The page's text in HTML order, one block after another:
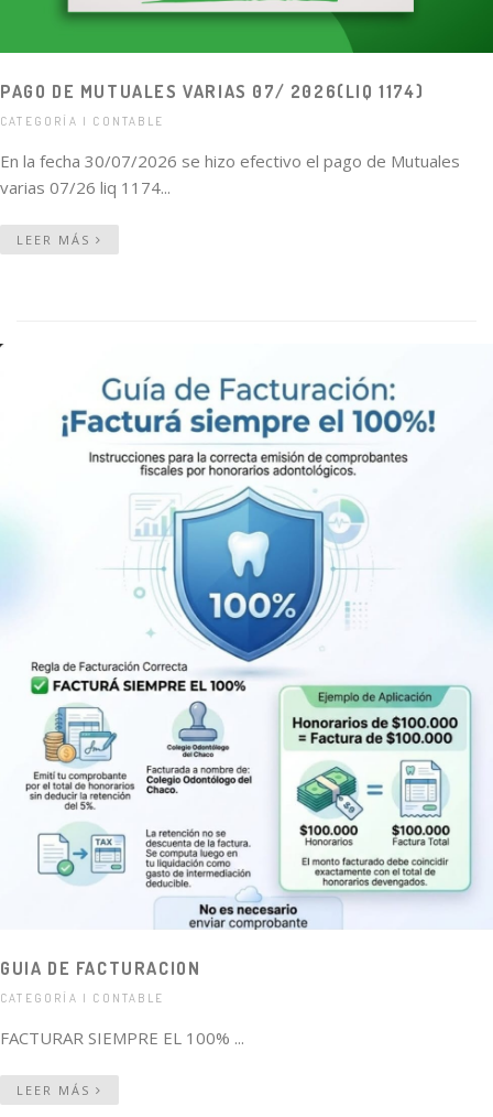
PAGO DE MUTUALES VARIAS 07/ 2026(LIQ 1174)
CATEGORÍA | CONTABLE
En la fecha 30/07/2026 se hizo efectivo el pago de Mutuales
varias 07/26 liq 1174...
LEER MÁS
GUIA DE FACTURACION
CATEGORÍA | CONTABLE
FACTURAR SIEMPRE EL 100% ...
LEER MÁS